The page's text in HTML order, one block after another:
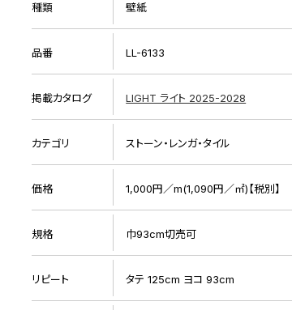
リピート画像
種類 壁紙
品番 LL-6133
掲載カタログ LIGHT ライト 2025-2028
カテゴリ ストーン・レンガ・タイル
価格 1,000円／m(1,090円／㎡)【税別】
規格 巾93cm切売可
リピート タテ 125cm ヨコ 93cm